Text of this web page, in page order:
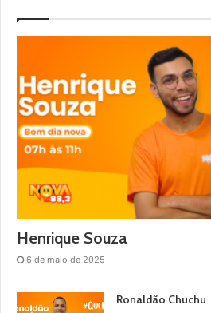
Henrique Souza
6 de maio de 2025
Ronaldão Chuchu